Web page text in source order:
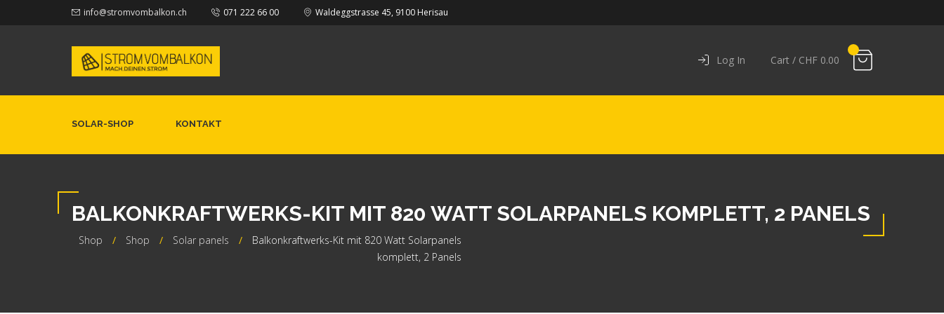
info@stromvombalkon.ch 071 222 66 00 Waldeggstrasse 45, 9100 Herisau
Log In Cart / CHF 0.00
SOLAR-SHOP KONTAKT
BALKONKRAFTWERKS-KIT MIT 820 WATT SOLARPANELS KOMPLETT, 2 PANELS
Shop Shop Solar panels
Balkonkraftwerks-Kit mit 820 Watt Solarpanels
komplett, 2 Panels